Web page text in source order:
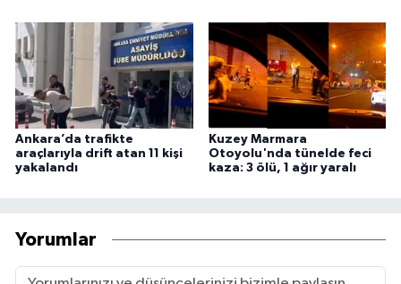
Ankara’da trafikte
araçlarıyla drift atan 11 kişi
yakalandı
Kuzey Marmara
Otoyolu'nda tünelde feci
kaza: 3 ölü, 1 ağır yaralı
Yorumlar